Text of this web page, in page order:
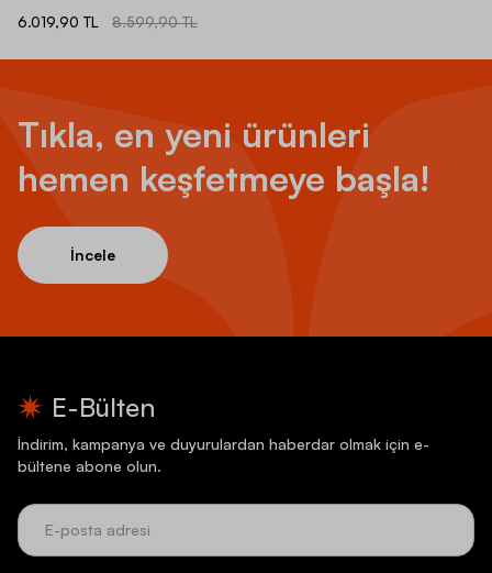
6.019,90 TL 8.599,90 TL
Tıkla, en yeni ürünleri
hemen keşfetmeye başla!
İncele
E-Bülten
İndirim, kampanya ve duyurulardan haberdar olmak için e-
bültene abone olun.